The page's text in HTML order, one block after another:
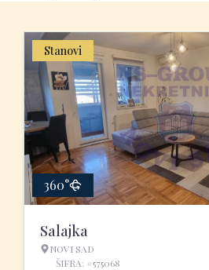
Stanovi
360°
Salajka
NOVI SAD
ŠIFRA: #575068